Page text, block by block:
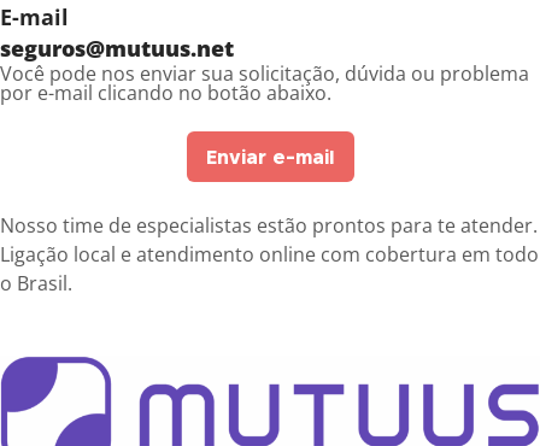
E-mail
seguros@mutuus.net
Você pode nos enviar sua solicitação, dúvida ou problema
por e-mail clicando no botão abaixo.
Enviar e-mail
Nosso time de especialistas estão prontos para te atender.
Ligação local e atendimento online com cobertura em todo
o Brasil.